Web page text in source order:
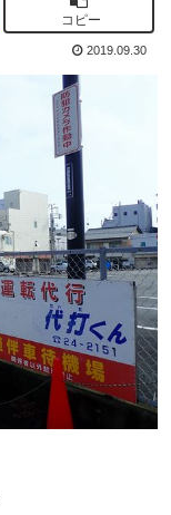
コピー
2019.09.30